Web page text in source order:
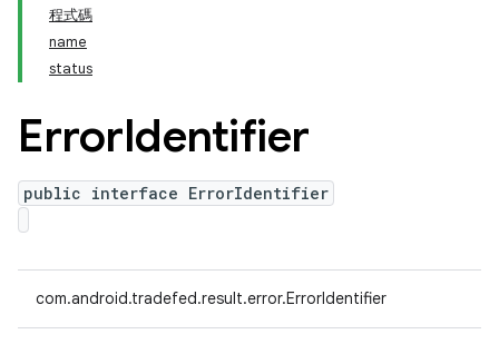
程式碼
name
status
ErrorIdentifier
public interface ErrorIdentifier
com.android.tradefed.result.error.ErrorIdentifier